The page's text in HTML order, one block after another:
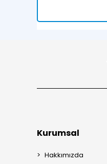
Kurumsal
Hakkımızda